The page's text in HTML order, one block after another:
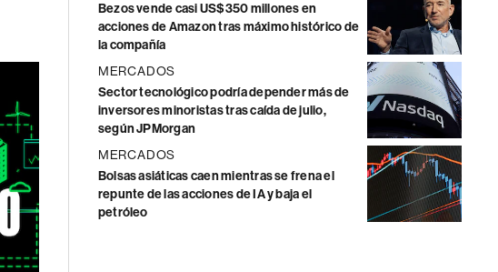
Bezos vende casi US$350 millones en
acciones de Amazon tras máximo histórico de
la compañía
MERCADOS
Sector tecnológico podría depender más de
inversores minoristas tras caída de julio,
según JPMorgan
MERCADOS
Bolsas asiáticas caen mientras se frena el
repunte de las acciones de IA y baja el
petróleo